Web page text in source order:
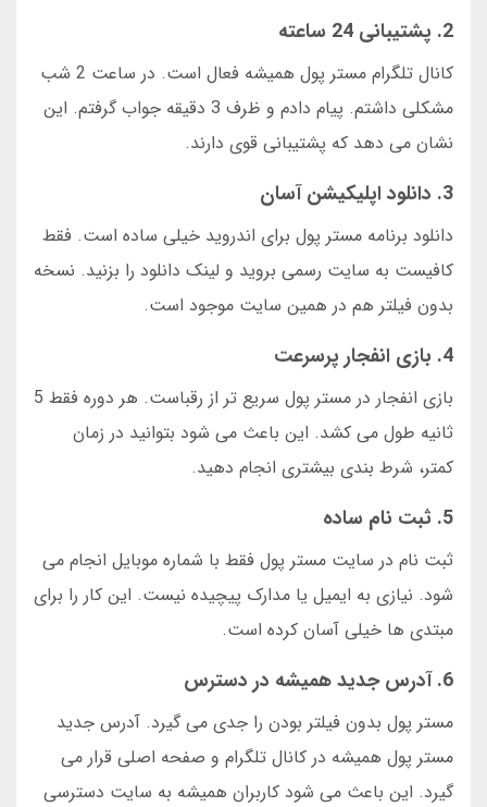
2. پشتیبانی 24 ساعته
کانال تلگرام مستر پول همیشه فعال است. در ساعت 2 شب
مشکلی داشتم. پیام دادم و ظرف 3 دقیقه جواب گرفتم. این
نشان می دهد که پشتیبانی قوی دارند.
3. دانلود اپلیکیشن آسان
دانلود برنامه مستر پول برای اندروید خیلی ساده است. فقط
کافیست به سایت رسمی بروید و لینک دانلود را بزنید. نسخه
بدون فیلتر هم در همین سایت موجود است.
4. بازی انفجار پرسرعت
بازی انفجار در مستر پول سریع تر از رقباست. هر دوره فقط 5
ثانیه طول می کشد. این باعث می شود بتوانید در زمان
کمتر، شرط بندی بیشتری انجام دهید.
5. ثبت نام ساده
ثبت نام در سایت مستر پول فقط با شماره موبایل انجام می
شود. نیازی به ایمیل یا مدارک پیچیده نیست. این کار را برای
مبتدی ها خیلی آسان کرده است.
6. آدرس جدید همیشه در دسترس
مستر پول بدون فیلتر بودن را جدی می گیرد. آدرس جدید
مستر پول همیشه در کانال تلگرام و صفحه اصلی قرار می
گیرد. این باعث می شود کاربران همیشه به سایت دسترسی